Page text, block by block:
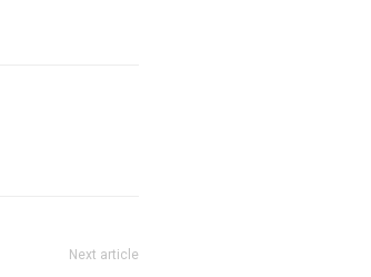
Next article